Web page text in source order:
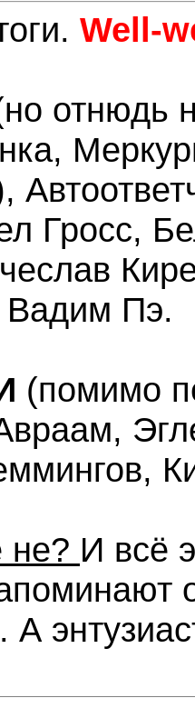
Well-
отнюдь
Гросс,
Пэ.
(помимо
не? И всё